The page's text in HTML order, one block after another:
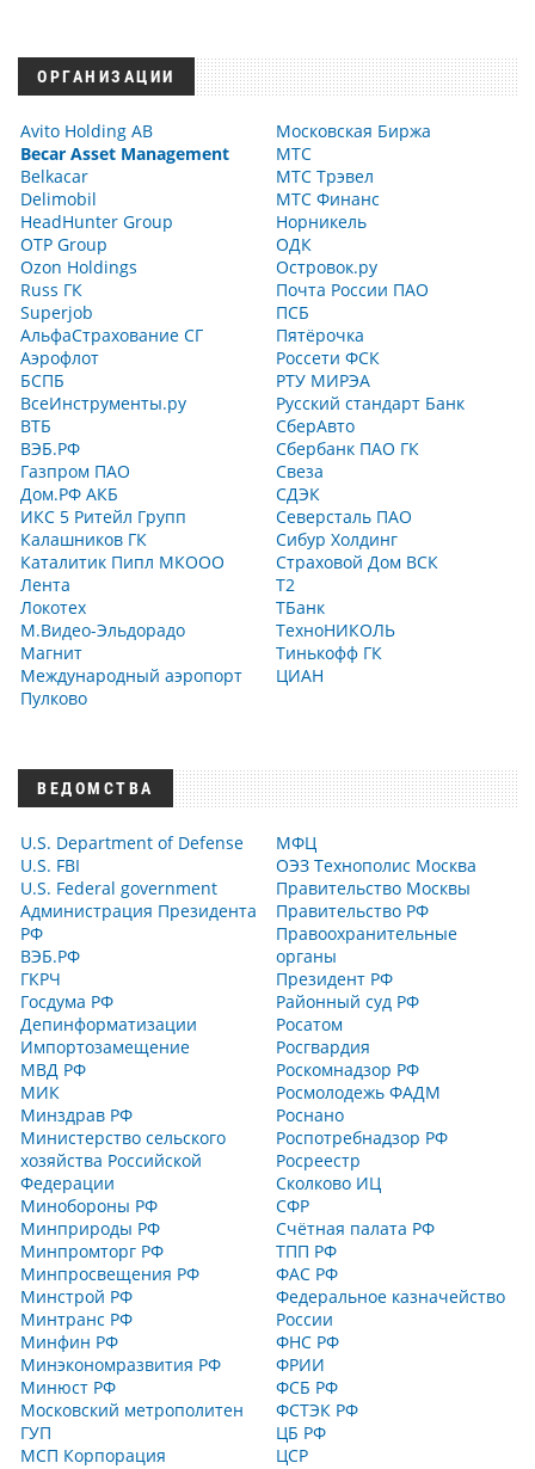
ОРГАНИЗАЦИИ
Avito Holding AB
Becar Asset Management
Belkacar
Delimobil
HeadHunter Group
OTP Group
Ozon Holdings
Russ ГК
Superjob
АльфаСтрахование СГ
Аэрофлот
БСПБ
ВсеИнструменты.ру
ВТБ
ВЭБ.РФ
Газпром ПАО
Дом.РФ АКБ
ИКС 5 Ритейл Групп
Калашников ГК
Каталитик Пипл МКООО
Лента
Локотех
М.Видео-Эльдорадо
Магнит
Международный аэропорт
Пулково
Московская Биржа
МТС
МТС Трэвел
МТС Финанс
Норникель
ОДК
Островок.ру
Почта России ПАО
ПСБ
Пятёрочка
Россети ФСК
РТУ МИРЭА
Русский стандарт Банк
СберАвто
Сбербанк ПАО ГК
Свеза
СДЭК
Северсталь ПАО
Сибур Холдинг
Страховой Дом ВСК
Т2
ТБанк
ТехноНИКОЛЬ
Тинькофф ГК
ЦИАН
ВЕДОМСТВА
U.S. Department of Defense
U.S. FBI
U.S. Federal government
Администрация Президента
РФ
ВЭБ.РФ
ГКРЧ
Госдума РФ
Депинформатизации
Импортозамещение
МВД РФ
МИК
Минздрав РФ
Министерство сельского
хозяйства Российской
Федерации
Минобороны РФ
Минприроды РФ
Минпромторг РФ
Минпросвещения РФ
Минстрой РФ
Минтранс РФ
Минфин РФ
Минэкономразвития РФ
Минюст РФ
Московский метрополитен
ГУП
МСП Корпорация
МФЦ
ОЭЗ Технополис Москва
Правительство Москвы
Правительство РФ
Правоохранительные
органы
Президент РФ
Районный суд РФ
Росатом
Росгвардия
Роскомнадзор РФ
Росмолодежь ФАДМ
Роснано
Роспотребнадзор РФ
Росреестр
Сколково ИЦ
СФР
Счётная палата РФ
ТПП РФ
ФАС РФ
Федеральное казначейство
России
ФНС РФ
ФРИИ
ФСБ РФ
ФСТЭК РФ
ЦБ РФ
ЦСР